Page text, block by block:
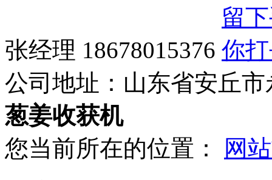
张经理 18678015376
公司地址： 山东省安丘
葱姜收获机
您当前所在的位置：
网